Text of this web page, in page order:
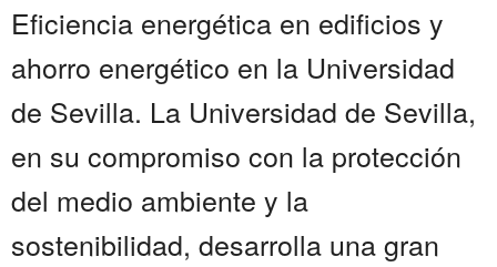
Eficiencia energética en edificios y
ahorro energético en la Universidad
de Sevilla. La Universidad de Sevilla,
en su compromiso con la protección
del medio ambiente y la
sostenibilidad, desarrolla una gran